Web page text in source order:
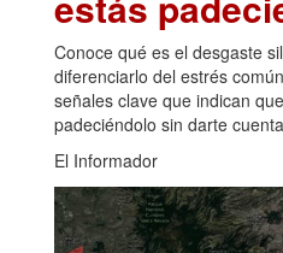
Conoce qué es el desgaste
diferenciarlo del estrés
señales clave que indican
padeciéndolo sin darte cuenta
El Informador